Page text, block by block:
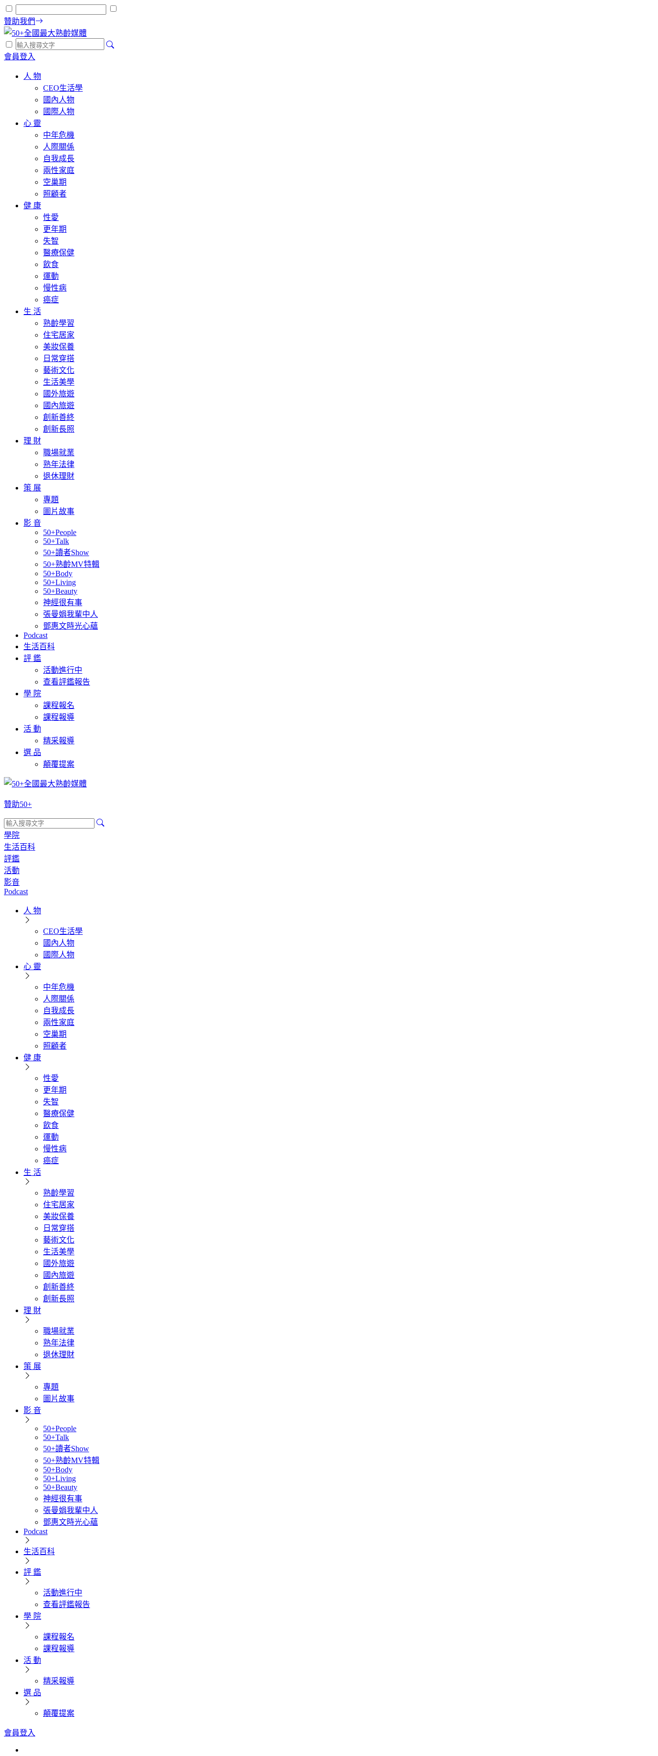
贊助我們
會員登入
人 物
CEO生活學
國內人物
國際人物
心 靈
中年危機
人際關係
自我成長
兩性家庭
空巢期
照顧者
健 康
性愛
更年期
失智
醫療保健
飲食
運動
慢性病
癌症
生 活
熟齡學習
住宅居家
美妝保養
日常穿搭
藝術文化
生活美學
國外旅遊
國內旅遊
創新善終
創新長照
理 財
職場就業
熟年法律
退休理財
策 展
專題
圖片故事
影 音
50+People
50+Talk
50+讀者Show
50+熟齡MV特輯
50+Body
50+Living
50+Beauty
神經很有事
張曼娟我輩中人
鄧惠文時光心蘊
Podcast
生活百科
評 鑑
活動進行中
查看評鑑報告
學 院
課程報名
課程報導
活 動
精采報導
選 品
顛覆提案
贊助50+
學院
生活百科
評鑑
活動
影音
Podcast
人 物
CEO生活學
國內人物
國際人物
心 靈
中年危機
人際關係
自我成長
兩性家庭
空巢期
照顧者
健 康
性愛
更年期
失智
醫療保健
飲食
運動
慢性病
癌症
生 活
熟齡學習
住宅居家
美妝保養
日常穿搭
藝術文化
生活美學
國外旅遊
國內旅遊
創新善終
創新長照
理 財
職場就業
熟年法律
退休理財
策 展
專題
圖片故事
影 音
50+People
50+Talk
50+讀者Show
50+熟齡MV特輯
50+Body
50+Living
50+Beauty
神經很有事
張曼娟我輩中人
鄧惠文時光心蘊
Podcast
生活百科
評 鑑
活動進行中
查看評鑑報告
學 院
課程報名
課程報導
活 動
精采報導
選 品
顛覆提案
會員登入